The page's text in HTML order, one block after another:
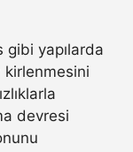
yapılarda
kirlenmesini
devresi